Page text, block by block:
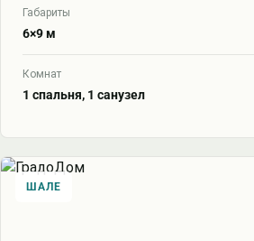
Габариты
6×9 м
Комнат
1 спальня, 1 санузел
ШАЛЕ